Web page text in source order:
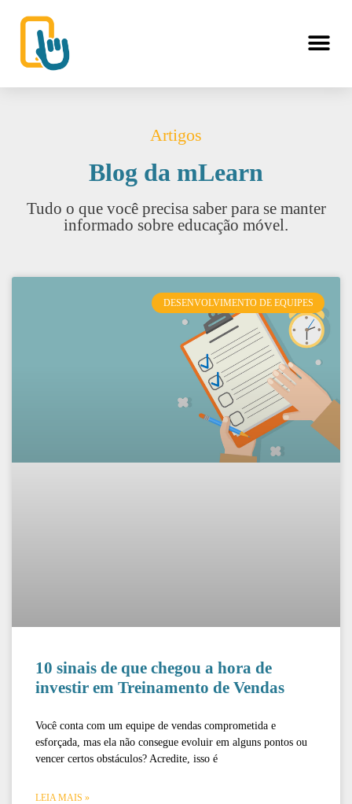
Artigos
Blog da mLearn
Tudo o que você precisa saber para se manter
informado sobre educação móvel.
DESENVOLVIMENTO DE EQUIPES
10 sinais de que chegou a hora de
investir em Treinamento de Vendas
Você conta com um equipe de vendas comprometida e
esforçada, mas ela não consegue evoluir em alguns pontos ou
vencer certos obstáculos? Acredite, isso é
LEIA MAIS »